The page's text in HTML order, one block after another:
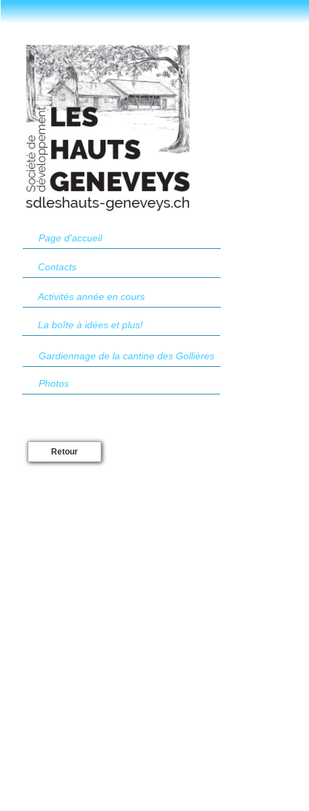
Retour
Gardiennage de la cantine des Gollières
La boîte à idées et plus!
Activités année en cours
Photos
Contacts
Page d'accueil